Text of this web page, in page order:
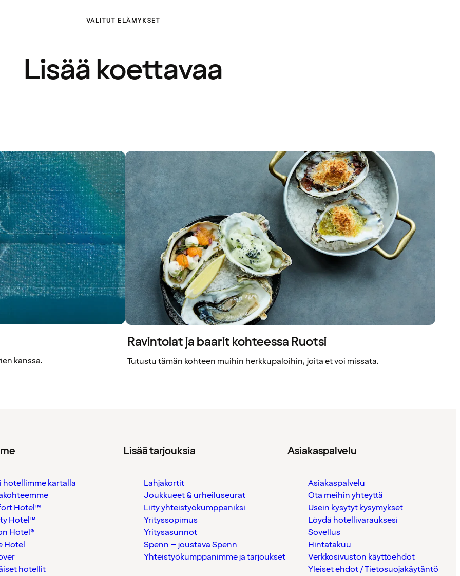
VALITUT ELÄMYKSET
Lisää koettavaa
kanssa.
Ravintolat ja baarit kohteessa Ruotsi
Tutustu tämän kohteen muihin herkkupaloihin, joita et voi missata.
hotellimme kartalla
Hotel™
Hotel™
Hotel®
Hotel
hotellit
Lisää tarjouksia
Lahjakortit
Joukkueet & urheiluseurat
Liity yhteistyökumppaniksi
Yrityssopimus
Yritysasunnot
Spenn – joustava Spenn
Yhteistyökumppanimme ja tarjoukset
Asiakaspalvelu
Asiakaspalvelu
Ota meihin yhteyttä
Usein kysytyt kysymykset
Löydä hotellivarauksesi
Sovellus
Hintatakuu
Verkkosivuston käyttöehdot
Yleiset ehdot / Tietosuojakäytäntö